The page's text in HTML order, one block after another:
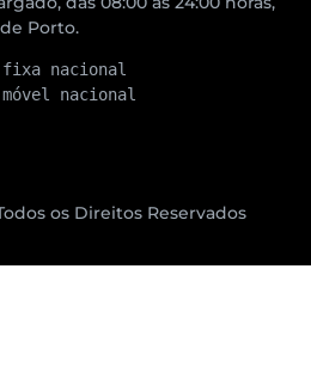
Porto.
fixa nacional
móvel nacional
os Direitos Reservados